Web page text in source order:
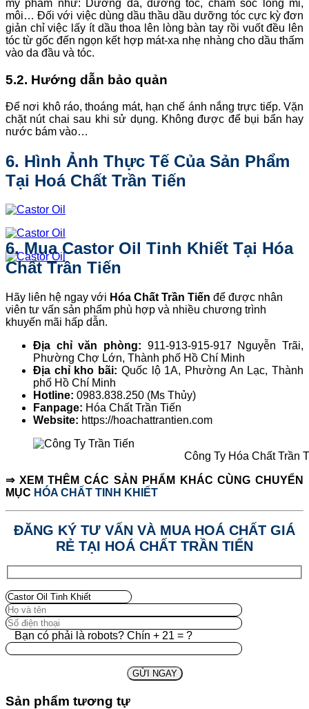
mỹ phẩm như: Dưỡng da, dưỡng tóc, chăm sóc lông mi,
môi… Đối với việc dùng dầu thầu dầu dưỡng tóc cực kỳ đơn
giản chỉ việc lấy ít dầu thoa lên lòng bàn tay rồi vuốt đều lên
tóc từ gốc đến ngọn kết hợp mát-xa nhẹ nhàng cho dầu thấm
vào da đầu và tóc.
5.2. Hướng dẫn bảo quản
Để nơi khô ráo, thoáng mát, hạn chế ánh nắng trực tiếp. Vặn
chặt nút chai sau khi sử dụng. Không được để bụi bẩn hay
nước bám vào…
6. Hình Ảnh Thực Tế Của Sản Phẩm
Tại Hoá Chất Trần Tiến
6. Mua Castor Oil Tinh Khiết Tại Hóa
Chất Trần Tiến
Hãy liên hệ ngay với Hóa Chất Trần Tiến để được nhân
viên tư vấn sản phẩm phù hợp và nhiều chương trình
khuyến mãi hấp dẫn.
Địa chỉ văn phòng: 911-913-915-917 Nguyễn Trãi,
Phường Chợ Lớn, Thành phố Hồ Chí Minh
Địa chỉ kho bãi: Quốc lộ 1A, Phường An Lạc, Thành
phố Hồ Chí Minh
Hotline: 0983.838.250 (Ms Thủy)
Fanpage: Hóa Chất Trần Tiến
Website: https://hoachattrantien.com
Công Ty Hóa Chất Trần
⇒ XEM THÊM CÁC SẢN PHẨM KHÁC CÙNG CHUYỂN
MỤC HÓA CHẤT TINH KHIẾT
ĐĂNG KÝ TƯ VẤN VÀ MUA HOÁ CHẤT GIÁ
RẺ TẠI HOÁ CHẤT TRẦN TIẾN
Bạn có phải là robots? Chín + 21 = ?
Sản phẩm tương tự